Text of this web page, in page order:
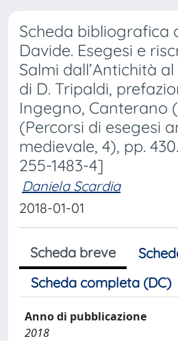
Scheda bibliografica
Davide. Esegesi e
Salmi dall’Antichità
di D. Tripaldi,
Ingegno, Canterano
(Percorsi di esegesi
medievale, 4), pp.
255-1483-4]
Daniela Scardia
2018-01-01
Scheda breve
Scheda completa (DC)
Anno di pubblicazione
2018